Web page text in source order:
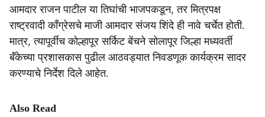
आमदार राजन पाटील या तिघांची भाजपकडून, तर मित्रपक्ष
राष्ट्रवादी काँग्रेसचे माजी आमदार संजय शिंदे ही नावे चर्चेत होती.
मात्र, त्यापूर्वीच कोल्हापूर सर्किट बेंचने सोलापूर जिल्हा मध्यवर्ती
बॅंकेच्या प्रशासकास पुढील आठवड्यात निवडणूक कार्यक्रम सादर
करण्याचे निर्देश दिले आहेत.
Also Read